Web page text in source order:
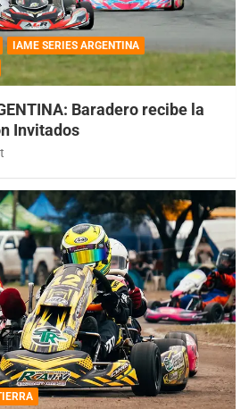
IAME SERIES ARGENTINA
Baradero recibe la
Invitados